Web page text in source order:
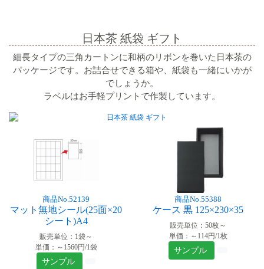
日本茶 紙袋 ギフト
細長タイプの三角カートンに和柄のリボンを巻いた日本茶の
パッケージです。お詰合せできる箱や、紙袋も一緒にいかが
でしょうか。
ラベルはお手軽プリントで作製しています。
商品No.52139
マット無地シール(25面×20
シート)A4
販売単位：1袋～
単価：～1560円/1袋
サンプル
商品No.55388
ケース 黒 125×230×35
販売単位：50枚～
単価：～114円/1枚
サンプル